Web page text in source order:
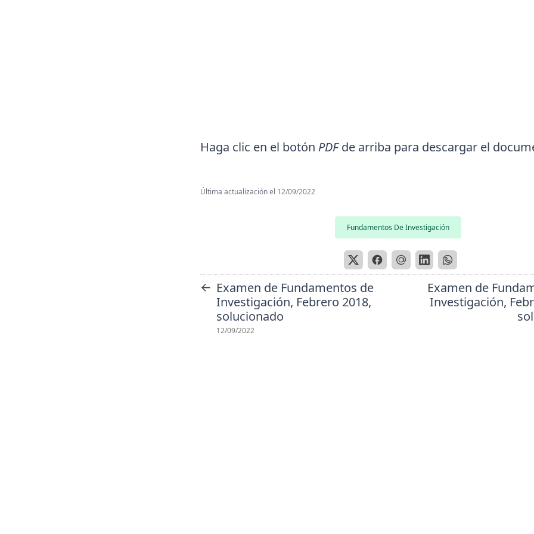
Haga clic en el botón PDFde arriba para descargar el
Última actualización el 12/09/2022
Fundamentos De Investigación
← Examen de Fundamentos de
Investigación, Febrero 2018,
solucionado
12/09/2022
Examen de
Investigación,